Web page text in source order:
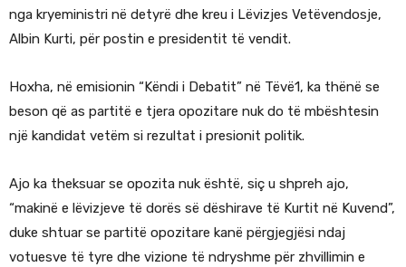
nga kryeministri në detyrë dhe kreu i Lëvizjes Vetëvendosje,
Albin Kurti, për postin e presidentit të vendit.
Hoxha, në emisionin “Këndi i Debatit” në Tëvë1, ka thënë se
beson që as partitë e tjera opozitare nuk do të mbështesin
një kandidat vetëm si rezultat i presionit politik.
Ajo ka theksuar se opozita nuk është, siç u shpreh ajo,
“makinë e lëvizjeve të dorës së dëshirave të Kurtit në Kuvend”,
duke shtuar se partitë opozitare kanë përgjegjësi ndaj
votuesve të tyre dhe vizione të ndryshme për zhvillimin e